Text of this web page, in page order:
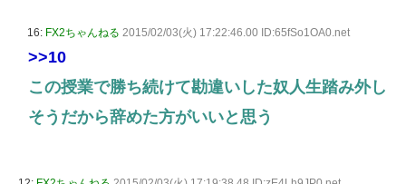
16: FX2ちゃんねる 2015/02/03(火) 17:22:46.00 ID:65fSo1OA0.net
>>10
この授業で勝ち続けて勘違いした奴人生踏み外し
そうだから辞めた方がいいと思う